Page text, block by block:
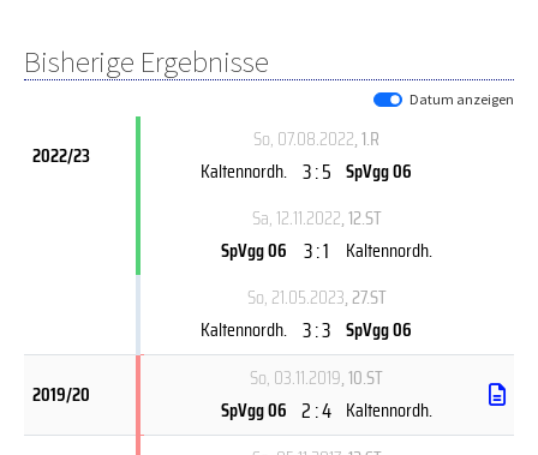
Bisherige Ergebnisse
Datum anzeigen
2022/23
So, 07.08.2022, 1.R
Kaltennordh. 3 : 5 SpVgg 06
Sa, 12.11.2022, 12.ST
SpVgg 06 3 : 1
Kaltennordh.
So, 21.05.2023, 27.ST
Kaltennordh. 3 : 3 SpVgg 06
2019/20
So, 03.11.2019, 10.ST
SpVgg 06 2 : 4 Kaltennordh.